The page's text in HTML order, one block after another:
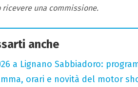
una commissione.
anche
a Lignano Sabbiadoro:
orari e novità del motor